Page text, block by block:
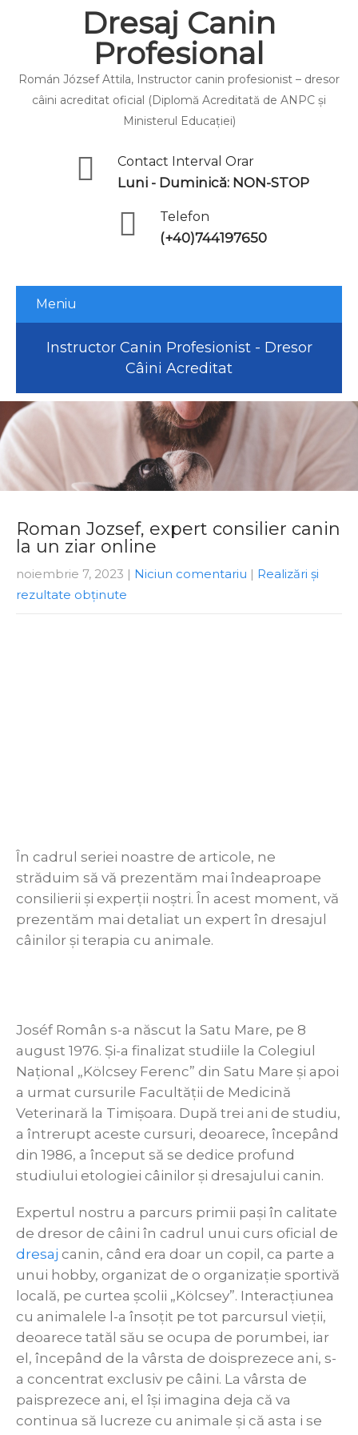
Dresaj Canin
Profesional
Román József Attila, Instructor canin profesionist – dresor
câini acreditat oficial (Diplomă Acreditată de ANPC și
Ministerul Educației)
Contact Interval Orar
Luni - Duminică: NON-STOP
Telefon
(+40)744197650
Meniu
Instructor Canin Profesionist - Dresor
Câini Acreditat
Roman Jozsef, expert consilier canin
la un ziar online
noiembrie 7, 2023 | Niciun comentariu | Realizări şi
rezultate obţinute
În cadrul seriei noastre de articole, ne
străduim să vă prezentăm mai îndeaproape
consilierii și experții noștri. În acest moment, vă
prezentăm mai detaliat un expert în dresajul
câinilor și terapia cu animale.
Joséf Român s-a născut la Satu Mare, pe 8
august 1976. Și-a finalizat studiile la Colegiul
Național „Kölcsey Ferenc” din Satu Mare și apoi
a urmat cursurile Facultății de Medicină
Veterinară la Timișoara. După trei ani de studiu,
a întrerupt aceste cursuri, deoarece, începând
din 1986, a început să se dedice profund
studiului etologiei câinilor și dresajului canin.
Expertul nostru a parcurs primii pași în calitate
de dresor de câini în cadrul unui curs oficial de
dresaj canin, când era doar un copil, ca parte a
unui hobby, organizat de o organizație sportivă
locală, pe curtea școlii „Kölcsey”. Interacțiunea
cu animalele l-a însoțit pe tot parcursul vieții,
deoarece tatăl său se ocupa de porumbei, iar
el, începând de la vârsta de doisprezece ani, s-
a concentrat exclusiv pe câini. La vârsta de
paisprezece ani, el își imagina deja că va
continua să lucreze cu animale și că asta i se